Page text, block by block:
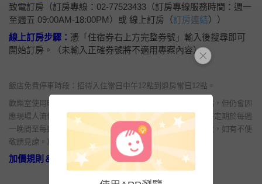
致電訂房（訂房專線：02-77523433（訂房專線服務時間：週一
至週五 09:00AM-18:00PM）或 線上訂房（訂房連結））
線上訂房步驟： 憑「住宿券右上方完整券號」輸入後搜尋即可
開始訂房。（未輸入正確券號將不適用專案內容）